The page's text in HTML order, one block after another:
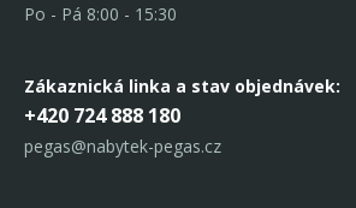
Po - Pá 8:00 - 15:30
Zákaznická linka a stav objednávek:
+420 724 888 180
pegas@nabytek-pegas.cz